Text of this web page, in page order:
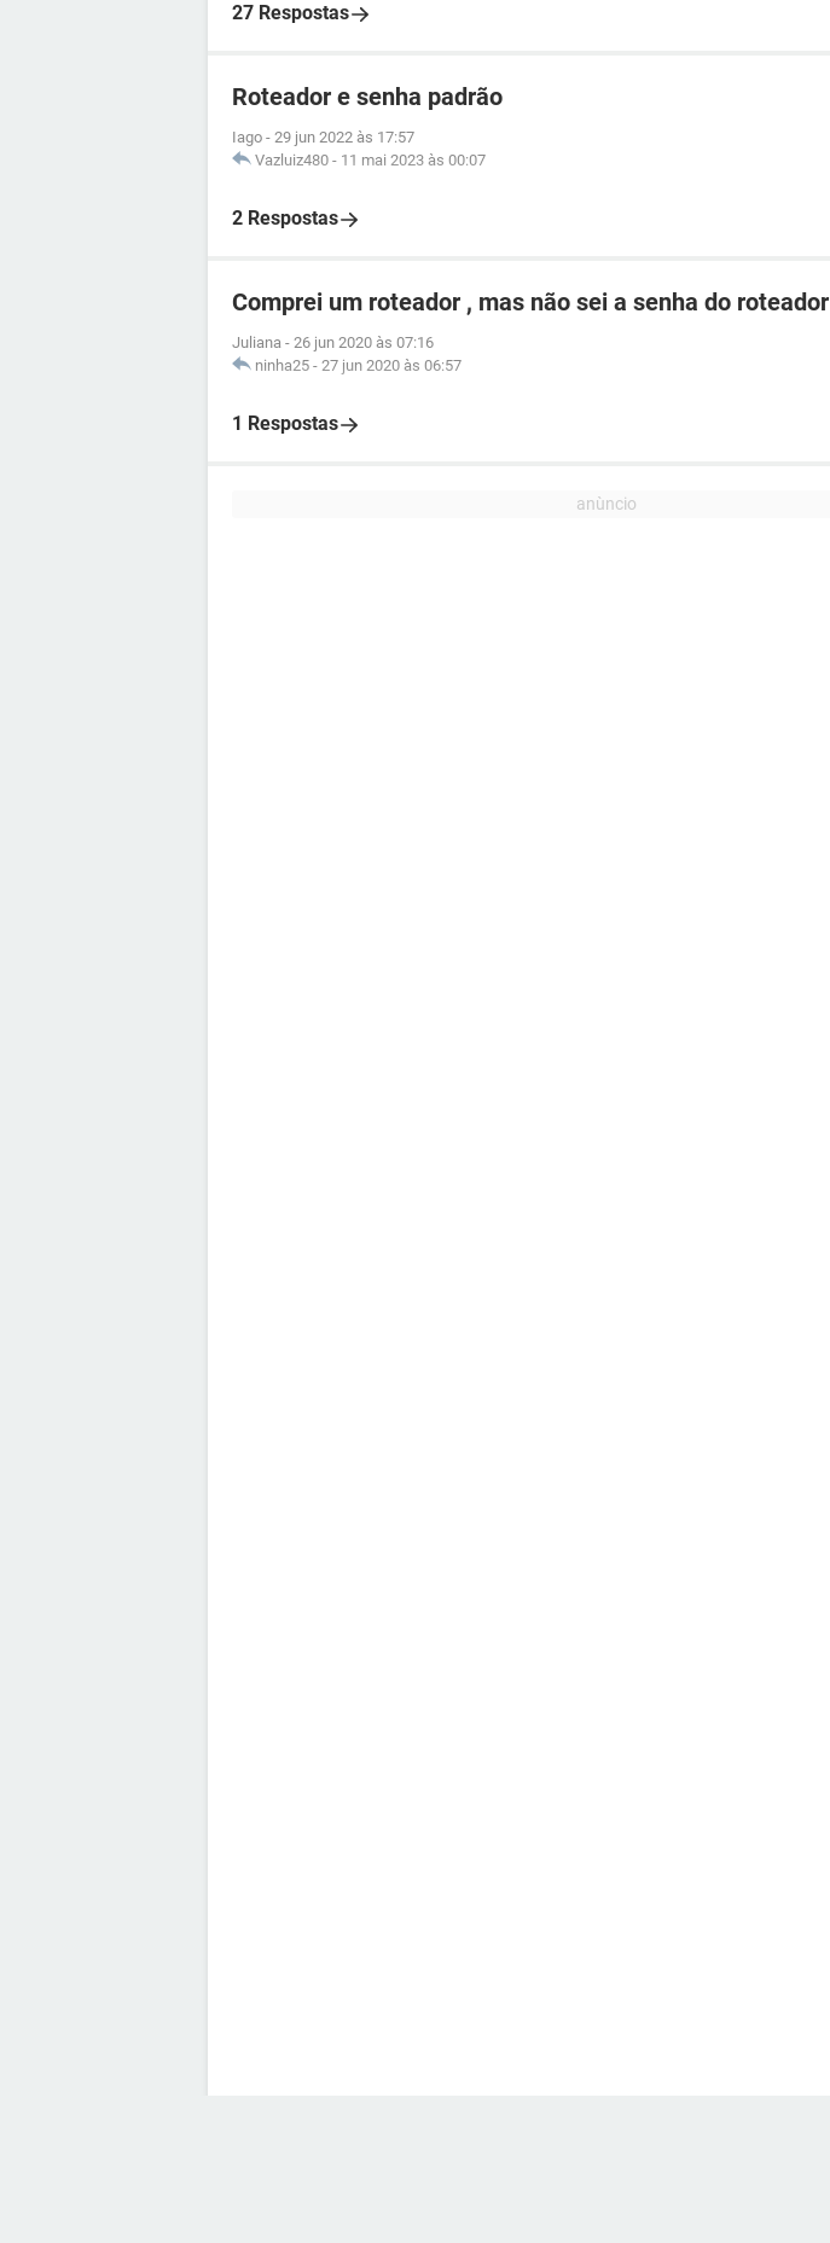
27 Respostas
Roteador e senha padrão
Iago - 29 jun 2022 às 17:57
Vazluiz480 - 11 mai 2023 às 00:07
2 Respostas
Comprei um roteador , mas não sei a senha do roteador
Juliana - 26 jun 2020 às 07:16
ninha25 - 27 jun 2020 às 06:57
1 Respostas